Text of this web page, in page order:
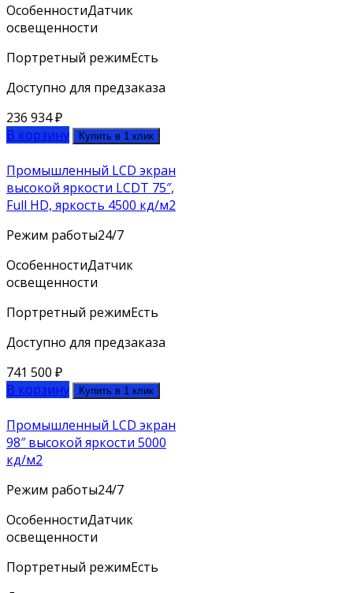
ОсобенностиДатчик
освещенности
Портретный режимЕсть
Доступно для предзаказа
236 934₽
В корзину
Купить в 1 клик
Промышленный LCD экран
высокой яркости LCDT 75″,
Full HD, яркость 4500 кд/м2
Режим работы24/7
ОсобенностиДатчик
освещенности
Портретный режимЕсть
Доступно для предзаказа
741 500 ₽
В корзину
Купить в 1 клик
Промышленный LCD экран
98″ высокой яркости 5000
кд/м2
Режим работы24/7
ОсобенностиДатчик
освещенности
Портретный режимЕсть